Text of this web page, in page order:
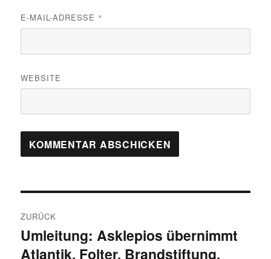
E-MAIL-ADRESSE *
WEBSITE
ZURÜCK
Vorheriger
Beitrag:
Umleitung: Asklepios übernimmt
Atlantik, Folter, Brandstiftung,